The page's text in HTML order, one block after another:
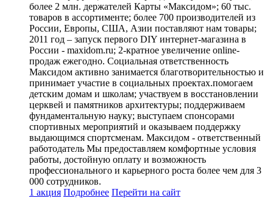
более 2 млн. держателей Карты «Максидом»; 60 тыс.
товаров в ассортименте; более 700 производителей из
России, Европы, США, Азии поставляют нам товары;
2011 год – запуск первого DIY интернет-магазина в
России - maxidom.ru; 2-кратное увеличение online-
продаж ежегодно. Социальная ответственность
Максидом активно занимается благотворительностью и
принимает участие в социальных проектах.помогаем
детским домам и школам; участвуем в восстановлении
церквей и памятников архитектуры; поддерживаем
фундаментальную науку; выступаем спонсорами
спортивных мероприятий и оказываем поддержку
выдающимся спортсменам. Максидом - ответственный
работодатель Мы предоставляем комфортные условия
работы, достойную оплату и возможность
профессионального и карьерного роста более чем для 3
000 сотрудников.
1 акция Подробнее Перейти на сайт